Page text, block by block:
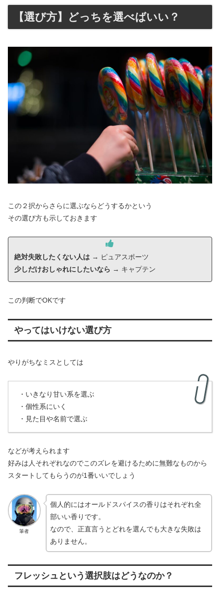
【選び方】どっちを選べばいい？
この２択からさらに選ぶならどうするかという
その選び方も示しておきます
絶対失敗したくない人は → ピュアスポーツ
少しだけおしゃれにしたいなら → キャプテン
この判断でOKです
やってはいけない選び方
やりがちなミスとしては
・いきなり甘い系を選ぶ
・個性系にいく
・見た目や名前で選ぶ
などが考えられます
好みは人それぞれなのでこのズレを避けるために無難なものから
スタートしてもらうのが1番いいでしょう
筆者
個人的にはオールドスパイスの香りはそれぞれ全
部いい香りです。
なので、正直言うとどれを選んでも大きな失敗は
ありません。
フレッシュという選択肢はどうなのか？